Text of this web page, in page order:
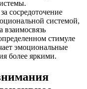
сосредоточение
системой,
взаимосвязь
стимуле
эмоциональные
более яркими.